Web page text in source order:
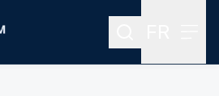
Rechercher